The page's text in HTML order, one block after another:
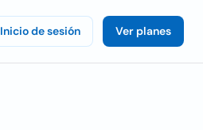
Inicio de sesión Ver planes